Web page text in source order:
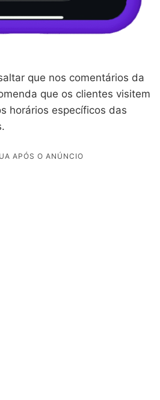
que nos comentários da
que os clientes visitem
horários específicos das